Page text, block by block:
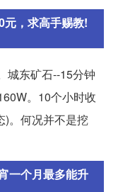
元，求高手赐教!
城东矿石--15分钟
。10个小时收
)。何况并不是挖
一个月最多能升